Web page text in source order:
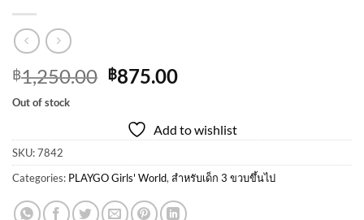
฿1,250.00 Original
฿1,250.00.
฿875.00Current
฿875.00.
Out of stock
Add to wishlist
SKU:7842
Categories: PLAYGO Girls' World, สำหรับเด็ก 3 ขวบขึ้นไป